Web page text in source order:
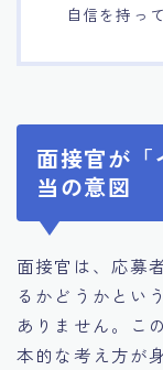
自信を持っ
面接官が
当の意図
面接官は、応募
るかどうかとい
ありません。こ
本的な考え方が